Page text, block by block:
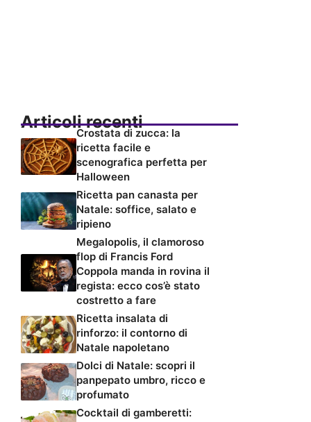
Articoli recenti
Crostata di zucca: la
ricetta facile e
scenografica perfetta per
Halloween
Ricetta pan canasta per
Natale: soffice, salato e
ripieno
Megalopolis, il clamoroso
flop di Francis Ford
Coppola manda in rovina il
regista: ecco cos’è stato
costretto a fare
Ricetta insalata di
rinforzo: il contorno di
Natale napoletano
Dolci di Natale: scopri il
panpepato umbro, ricco e
profumato
Cocktail di gamberetti: